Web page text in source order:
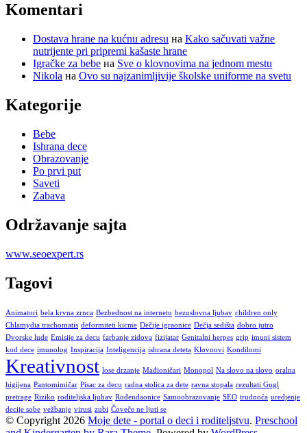
Komentari
Dostava hrane na kućnu adresu на Kako sačuvati važne
nutrijente pri pripremi kašaste hrane
Igračke za bebe на Sve o klovnovima na jednom mestu
Nikola на Ovo su najzanimljivije školske uniforme na svetu
Kategorije
Bebe
Ishrana dece
Obrazovanje
Po prvi put
Saveti
Zabava
Održavanje sajta
www.seoexpert.rs
Tagovi
Animatori bela krvna zrnca Bezbednost na internetu bezuslovna ljubav children only
Chlamydia trachomatis deformiteti kicme Dečije igraonice Dečja sedišta dobro jutro
Dvorske lude Emisije za decu farbanje zidova fizijatar Genitalni herpes grip imuni sistem
kod dece imunolog Inspiracija Inteligencija ishrana deteta Klovnovi Kondilomi
Kreativnost lose drzanje Mađioničari Monopol Na slovo na slovo oralna
higijena Pantomimičar Pisac za decu radna stolica za dete ravna stopala rezultati Gugl
pretrage Riziko roditeljska ljubav Rođendaonice Samoobrazovanje SEO trudnoća uredjenje
decije sobe vežbanje virusi zubi Čoveče ne ljuti se
© Copyright 2026 Moje dete - portal o deci i roditeljstvu. Preschool